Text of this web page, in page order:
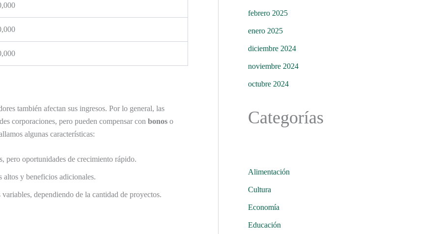
también afectan sus ingresos. Por lo general, las
corporaciones, pero pueden compensar con bonos o
algunas características:
pero oportunidades de crecimiento rápido.
altos y beneficios adicionales.
dependiendo de la cantidad de proyectos.
febrero 2025
enero 2025
diciembre 2024
noviembre 2024
octubre 2024
Categorías
Alimentación
Cultura
Economía
Educación